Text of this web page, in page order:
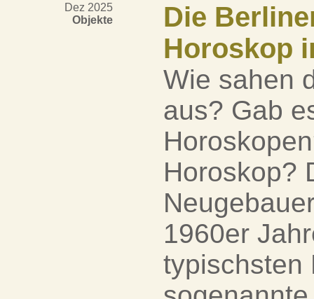
Dez 2025
Objekte
Die
Horoskop
Wie sahen
aus? Gab
Horoskop?
1960er
typischsten